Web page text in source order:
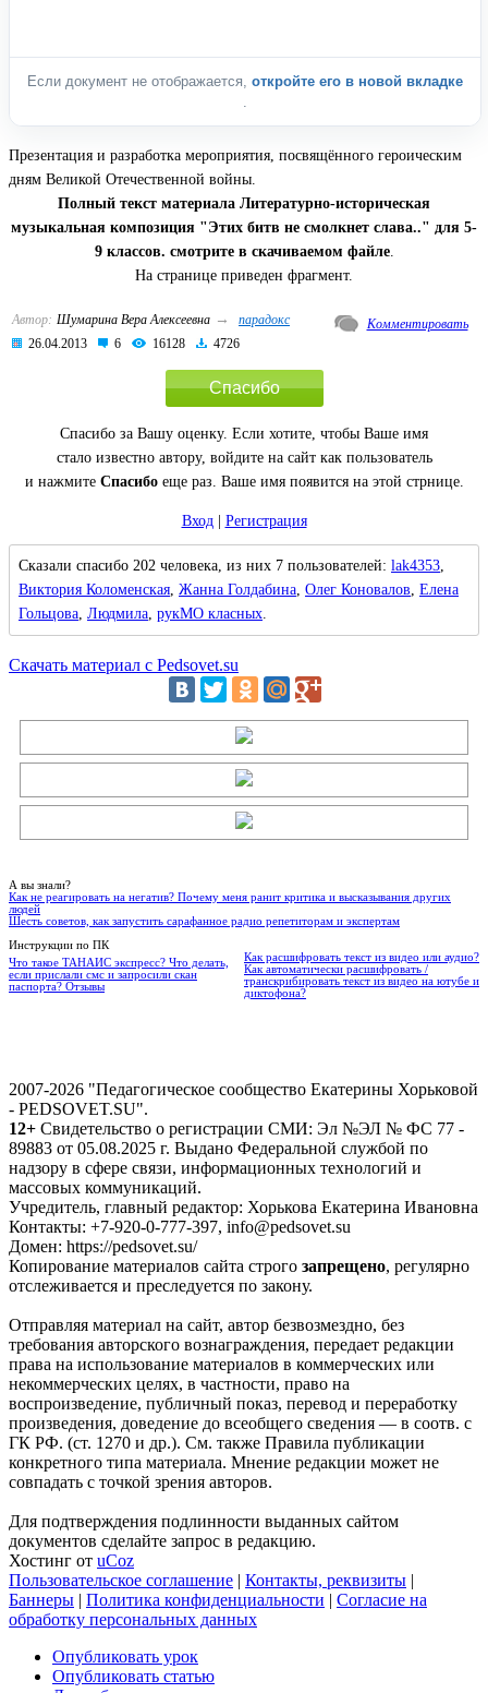
Если документ не отображается, откройте его в новой вкладке
Презентация и разработка мероприятия, посвящённого героическим
дням Великой Отечественной войны.
Полный текст материала Литературно-историческая
музыкальная композиция "Этих битв не смолкнет слава.." для 5-
9 классов. смотрите в скачиваемом файле.
На странице приведен фрагмент.
Автор: Шумарина Вера Алексеевна →
парадокс
26.04.2013
6 16128 4726
Комментировать
Спасибо
Спасибо за Вашу оценку. Если хотите, чтобы Ваше имя
стало известно автору, войдите на сайт как пользователь
и нажмите Спасибоеще раз. Ваше имя появится на этой стрнице.
Вход| Регистрация
Сказали спасибо 202 человека, из них 7 пользователей: lak4353
Виктория Коломенская Жанна Голдабина Олег Коновалов Елена
Гольцова Людмила рукМО класных
Скачать материал с Pedsovet.su
А вы знали?
Как не реагировать на негатив? Почему меня ранит критика и высказывания других
людей
Шесть советов, как запустить сарафанное радио репетиторам и экспертам
Инструкции по ПК
Что такое ТАНАИС экспресс? Что делать,
если прислали смс и запросили скан
паспорта? Отзывы
Как расшифровать текст из видео или аудио?
Как автоматически расшифровать /
транскрибировать текст из видео на ютубе и
диктофона?
2007-2026 "Педагогическое сообщество Екатерины Хорьковой
- PEDSOVET.SU".
12+ Свидетельство о регистрации СМИ: Эл №ЭЛ № ФС 77 -
89883 от 05.08.2025 г. Выдано Федеральной службой по
надзору в сфере связи, информационных технологий и
массовых коммуникаций.
Учредитель, главный редактор: Хорькова Екатерина Ивановна
Контакты: +7-920-0-777-397, info@pedsovet.su
Домен: https://pedsovet.su/
Копирование материалов сайта строго запрещено, регулярно
отслеживается и преследуется по закону.
Отправляя материал на сайт, автор безвозмездно, без
требования авторского вознаграждения, передает редакции
права на использование материалов в коммерческих или
некоммерческих целях, в частности, право на
воспроизведение, публичный показ, перевод и переработку
произведения, доведение до всеобщего сведения — в соотв. с
ГК РФ. (ст. 1270 и др.). См. также Правила публикации
конкретного типа материала. Мнение редакции может не
совпадать с точкой зрения авторов.
Для подтверждения подлинности выданных сайтом
документов сделайте запрос в редакцию.
Хостинг от uCoz
Пользовательское соглашение | Контакты, реквизиты |
Баннеры | Политика конфиденциальности | Согласие на
обработку персональных данных
Опубликовать урок
Опубликовать статью